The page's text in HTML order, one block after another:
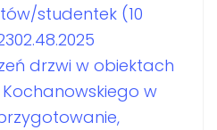
studentek (10
drzwi w obiektach
w